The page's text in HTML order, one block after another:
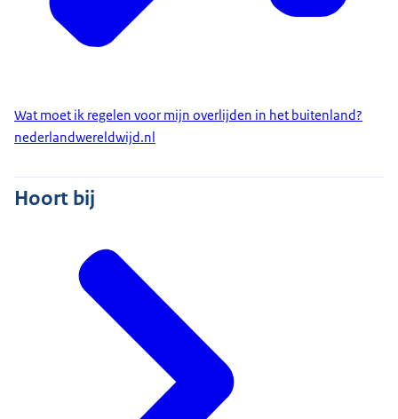
Wat moet ik regelen voor mijn overlijden in het buitenland?
nederlandwereldwijd.nl
Hoort bij